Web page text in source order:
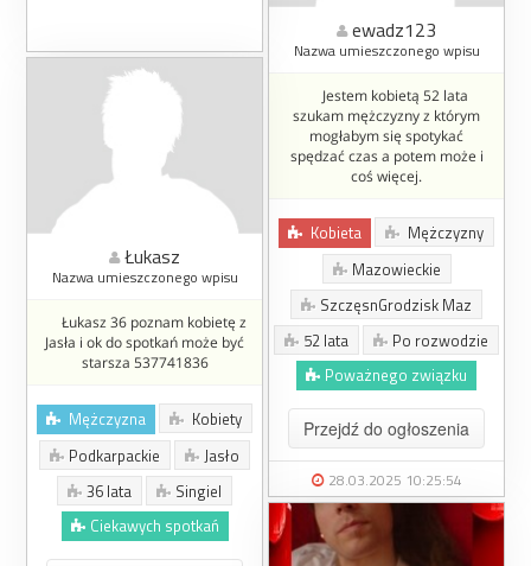
ewadz123
Nazwa umieszczonego wpisu
Jestem kobietą 52 lata
szukam mężczyzny z którym
mogłabym się spotykać
spędzać czas a potem może i
coś więcej.
Kobieta
Mężczyzny
Mazowieckie
SzczęsnGrodzisk Maz
52 lata
Po rozwodzie
Poważnego związku
Przejdź do ogłoszenia
28.03.2025 10:25:54
Łukasz
Nazwa umieszczonego wpisu
Łukasz 36 poznam kobietę z
Jasła i ok do spotkań może być
starsza 537741836
Mężczyzna
Kobiety
Podkarpackie
Jasło
36 lata
Singiel
Ciekawych spotkań